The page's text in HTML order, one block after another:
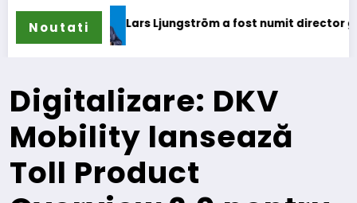
Noutati
Lars Ljungström a fost numit director general
Digitalizare: DKV
Mobility lansează
Toll Product